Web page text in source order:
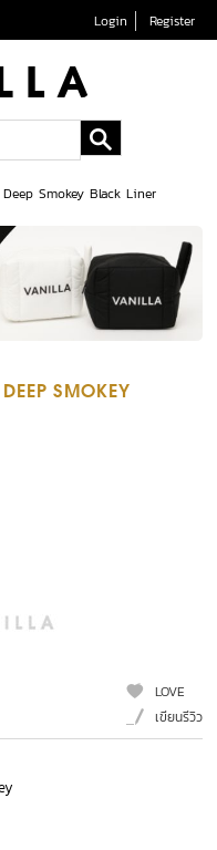
Login Register
Smokey Black Liner
SMOKEY
LOVE
เขียนรีวิว